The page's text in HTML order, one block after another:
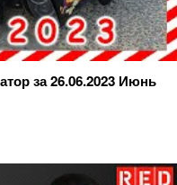
за 26.06.2023 Июнь